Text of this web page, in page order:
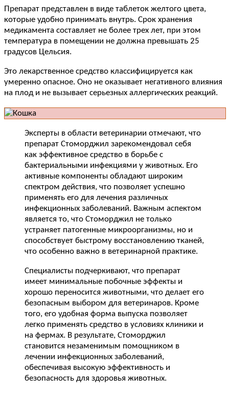
Препарат представлен в виде таблеток желтого цвета,
которые удобно принимать внутрь. Срок хранения
медикамента составляет не более трех лет, при этом
температура в помещении не должна превышать 25
градусов Цельсия.
Это лекарственное средство классифицируется как
умеренно опасное. Оно не оказывает негативного влияния
на плод и не вызывает серьезных аллергических реакций.
Эксперты в области ветеринарии отмечают, что
препарат Стоморджил зарекомендовал себя
как эффективное средство в борьбе с
бактериальными инфекциями у животных. Его
активные компоненты обладают широким
спектром действия, что позволяет успешно
применять его для лечения различных
инфекционных заболеваний. Важным аспектом
является то, что Стоморджил не только
устраняет патогенные микроорганизмы, но и
способствует быстрому восстановлению тканей,
что особенно важно в ветеринарной практике.
Специалисты подчеркивают, что препарат
имеет минимальные побочные эффекты и
хорошо переносится животными, что делает его
безопасным выбором для ветеринаров. Кроме
того, его удобная форма выпуска позволяет
легко применять средство в условиях клиники и
на фермах. В результате, Стоморджил
становится незаменимым помощником в
лечении инфекционных заболеваний,
обеспечивая высокую эффективность и
безопасность для здоровья животных.